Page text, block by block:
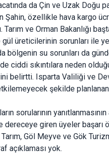
da Çin ve Uzak Doğu
Şahin, özellikle hava kargo
Tarım ve Orman Bakanlığı
gül üreticilerinin sorunları ile
bölgenin su sorunları da
ciddi sıkıntılara neden
belirtti. Isparta Valiliği ve
şekilde
sorularının
dereceye giren üyeler başarı
Tarım, Göl Meyve ve Gök